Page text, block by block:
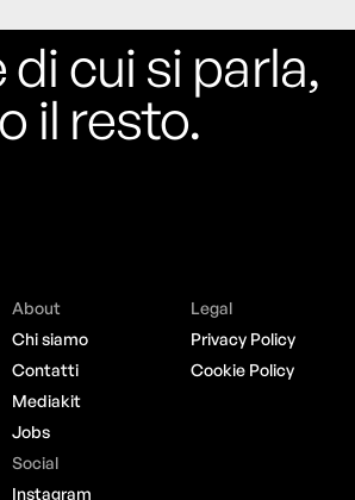
di cui si parla,
il resto.
About
Chi siamo
Contatti
Mediakit
Jobs
Social
Instagram
Legal
Privacy Policy
Cookie Policy